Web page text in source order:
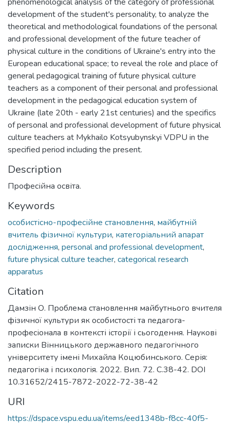
development of the student's personality, to analyze the
theoretical and methodological foundations of the personal
and professional development of the future teacher of
physical culture in the conditions of Ukraine's entry into the
European educational space; to reveal the role and place of
general pedagogical training of future physical culture
teachers as a component of their personal and professional
development in the pedagogical education system of
Ukraine (late 20th - early 21st centuries) and the specifics
of personal and professional development of future physical
culture teachers at Mykhailo Kotsyubynskyi VDPU in the
specified period including the present.
Description
Професійна освіта.
Keywords
особистісно-професійне становлення, майбутній
вчитель фізичної культури, категоріальний апарат
дослідження, personal and professional development,
future physical culture teacher, categorical research
apparatus
Citation
Дамзін О. Проблема становлення майбутнього вчителя
фізичної культури як особистості та педагога-
професіонала в контексті історії і сьогодення. Наукові
записки Вінницького державного педагогічного
університету імені Михайла Коцюбинського. Серія:
педагогіка і психологія. 2022. Вип. 72. С.38-42. DOI
10.31652/2415-7872-2022-72-38-42
URI
https://dspace.vspu.edu.ua/items/eed1348b-f8cc-40f5-